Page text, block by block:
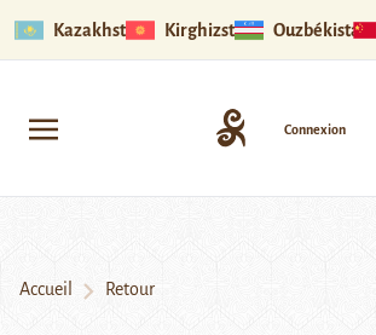
Kazakhstan Kirghizstan Ouzbékistan
Connexion
Accueil Retour